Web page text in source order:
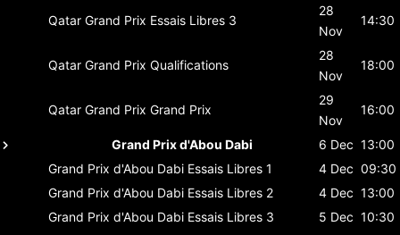
Qatar Grand Prix Essais Libres 3
28
Nov
14:30
Qatar Grand Prix Qualifications
28
Nov
18:00
Qatar Grand Prix Grand Prix
29
Nov
16:00
Grand Prix d'Abou Dabi 6 Dec 13:00
Grand Prix d'Abou Dabi Essais Libres 1 4 Dec 09:30
Grand Prix d'Abou Dabi Essais Libres 2 4 Dec 13:00
Grand Prix d'Abou Dabi Essais Libres 3 5 Dec 10:30